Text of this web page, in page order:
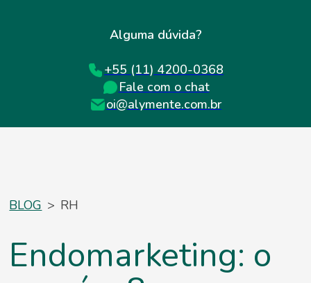
Alguma dúvida?
+55 (11) 4200-0368
Fale com o chat
oi@alymente.com.br
BLOG > RH
Endomarketing: o